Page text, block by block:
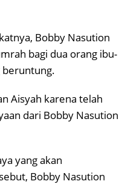
Bobby Nasution
bagi dua orang ibu-
beruntung.
Aisyah karena telah
dari Bobby Nasution
yang akan
Bobby Nasution